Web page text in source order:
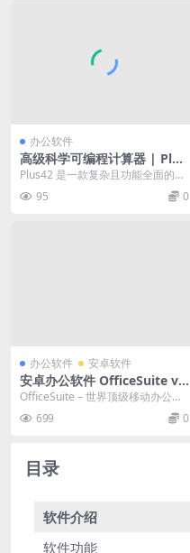
办公软件
高级科学可编程计算器 | Plus
42 v1.3.8 汉化绿色版
Plus42 是一款复杂且功能全面的计
算器软件。它汇集了多种类似设备
的功能，提供...
95 0
办公软件 安卓软件
安卓办公软件 OfficeSuite v1
4.7.53174 中文高级版
OfficeSuite – 世界顶级移动办公软
699 0
目录
软件介绍
软件功能